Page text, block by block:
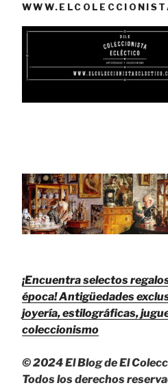
¡Encuentra selectos
época!Antigüedades
joyería, estilográficas,
coleccionismo
© 2024 El Blog de El
Todos los derechos